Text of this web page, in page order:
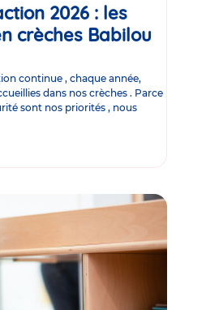
2026 : les
crèches Babilou
continue , chaque année,
dans nos crèches . Parce
sont nos priorités , nous